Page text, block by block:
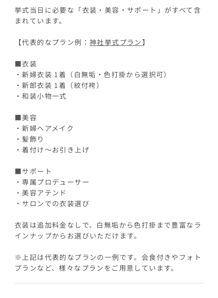
挙式当日に必要な「衣装・美容・サポート」がすべて含
まれています。
【代表的なプラン例： 神社挙式プラン】
■衣装
・新婦衣装 1着（白無垢・色打掛から選択可）
・新郎衣装 1着（紋付袴）
・和装小物一式
■美容
・新婦ヘアメイク
・髪飾り
・着付け〜お引き上げ
■サポート
・専属プロデューサー
・美容アテンド
・サロンでの衣装選び
衣装は追加料金なしで、白無垢から色打掛まで豊富なラ
インナップからお選びいただけます。
※上記は代表的なプランの一例です。会食付きやフォト
プランなど、様々なプランをご用意しています。